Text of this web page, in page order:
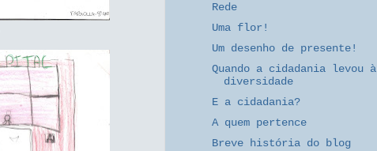
Rede
Uma flor!
Um desenho de presente!
Quando a cidadania levou à
diversidade
E a cidadania?
A quem pertence
Breve história do blog